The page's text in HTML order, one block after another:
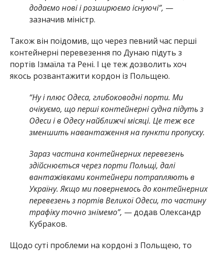
додаємо нові і розширюємо існуючі”, —
зазначив міністр.
Також він поідомив, що через певний час перші
контейнерні перевезення по Дунаю підуть з
портів Ізмаїла та Рені. І це теж дозволить хоч
якось розвантажити кордон із Польщею.
“Ну і плюс Одеса, глибоководні порти. Ми
очікуємо, що перші контейнерні судна підуть з
Одеси і в Одесу найближчі місяці. Це теж все
зменшить навантаження на пункти пропуску.
Зараз частина контейнерних перевезень
здійснюється через порти Польщі, далі
вантажівками контейнери потрапляють в
Україну. Якщо ми повернемось до контейнерних
перевезень з портів Великої Одеси, то частину
трафіку точно знімемо”, — додав Олександр
Кубраков.
Щодо суті проблеми на кордоні з Польщею, то